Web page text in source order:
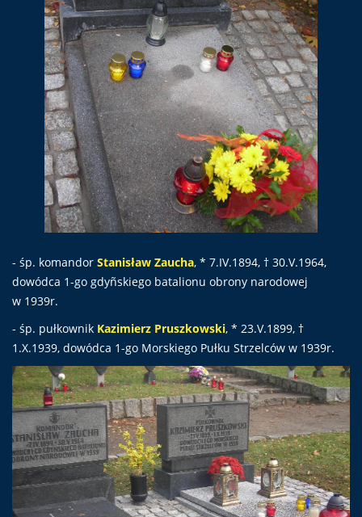
- śp. komandor Stanisław Zaucha, * 7.IV.1894, † 30.V.1964,
dowódca 1-go gdyñskiego batalionu obrony narodowej
w 1939r.
- śp. pułkownik Kazimierz Pruszkowski, * 23.V.1899, †
1.X.1939, dowódca 1-go Morskiego Pułku Strzelców w 1939r.